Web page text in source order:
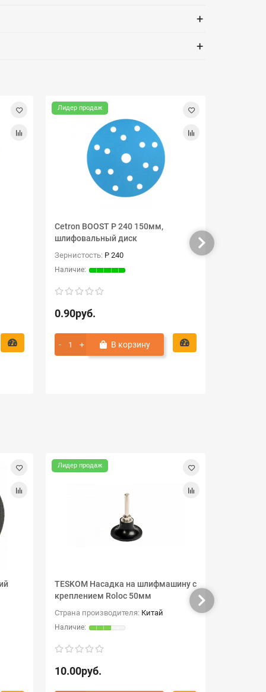
+
+
Лидер продаж
Cetron BOOST P 240 150мм,
шлифовальный диск
Зернистость: P 240
0.90руб.
В корзину
Лидер продаж
TESKOM Насадка на шлифмашину с
креплением Roloc 50мм
Страна производителя: Китай
10.00руб.